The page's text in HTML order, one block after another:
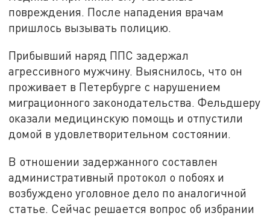
повреждения. После нападения врачам
пришлось вызывать полицию.
Прибывший наряд ППС задержал
агрессивного мужчину. Выяснилось, что он
проживает в Петербурге с нарушением
миграционного законодательства. Фельдшеру
оказали медицинскую помощь и отпустили
домой в удовлетворительном состоянии.
В отношении задержанного составлен
административный протокол о побоях и
возбуждено уголовное дело по аналогичной
статье. Сейчас решается вопрос об избрании